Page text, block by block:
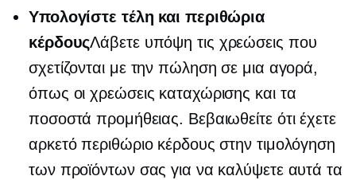
Υπολογίστε τέλη και περιθώρια
κέρδουςΛάβετε υπόψη τις χρεώσεις που
σχετίζονται με την πώληση σε μια αγορά,
όπως οι χρεώσεις καταχώρισης και τα
ποσοστά προμήθειας. Βεβαιωθείτε ότι έχετε
αρκετό περιθώριο κέρδους στην τιμολόγηση
των προϊόντων σας για να καλύψετε αυτά τα